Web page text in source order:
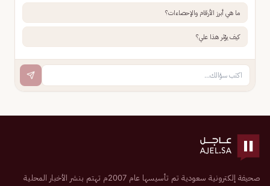
ما هي أبرز الأرقام والإحصاءات؟
كيف يؤثر هذا علي؟
صحيفة إلكترونية سعودية تم تأسيسها عام 2007م تهتم بنشر الأخبار المحلية